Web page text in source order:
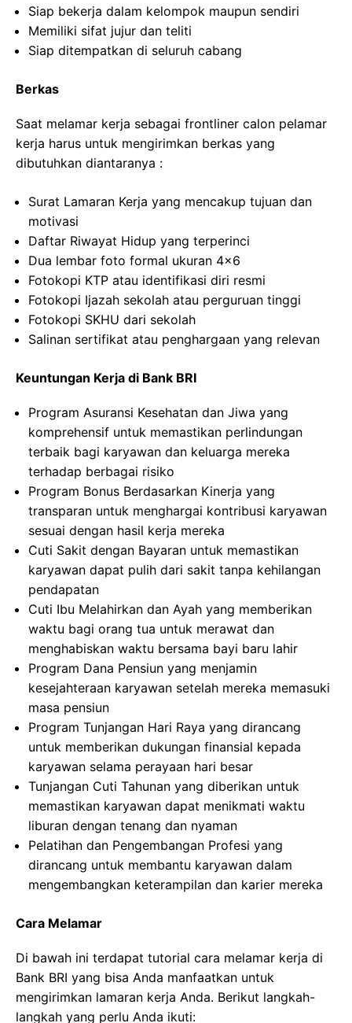
Siap bekerja dalam kelompok maupun sendiri
Memiliki sifat jujur dan teliti
Siap ditempatkan di seluruh cabang
Berkas
Saat melamar kerja sebagai frontliner calon pelamar
kerja harus untuk mengirimkan berkas yang
dibutuhkan diantaranya :
Surat Lamaran Kerja yang mencakup tujuan dan
motivasi
Daftar Riwayat Hidup yang terperinci
Dua lembar foto formal ukuran 4×6
Fotokopi KTP atau identifikasi diri resmi
Fotokopi Ijazah sekolah atau perguruan tinggi
Fotokopi SKHU dari sekolah
Salinan sertifikat atau penghargaan yang relevan
Keuntungan Kerja di Bank BRI
Program Asuransi Kesehatan dan Jiwa yang
komprehensif untuk memastikan perlindungan
terbaik bagi karyawan dan keluarga mereka
terhadap berbagai risiko
Program Bonus Berdasarkan Kinerja yang
transparan untuk menghargai kontribusi karyawan
sesuai dengan hasil kerja mereka
Cuti Sakit dengan Bayaran untuk memastikan
karyawan dapat pulih dari sakit tanpa kehilangan
pendapatan
Cuti Ibu Melahirkan dan Ayah yang memberikan
waktu bagi orang tua untuk merawat dan
menghabiskan waktu bersama bayi baru lahir
Program Dana Pensiun yang menjamin
kesejahteraan karyawan setelah mereka memasuki
masa pensiun
Program Tunjangan Hari Raya yang dirancang
untuk memberikan dukungan finansial kepada
karyawan selama perayaan hari besar
Tunjangan Cuti Tahunan yang diberikan untuk
memastikan karyawan dapat menikmati waktu
liburan dengan tenang dan nyaman
Pelatihan dan Pengembangan Profesi yang
dirancang untuk membantu karyawan dalam
mengembangkan keterampilan dan karier mereka
Cara Melamar
Di bawah ini terdapat tutorial cara melamar kerja di
Bank BRI yang bisa Anda manfaatkan untuk
mengirimkan lamaran kerja Anda. Berikut langkah-
langkah yang perlu Anda ikuti: